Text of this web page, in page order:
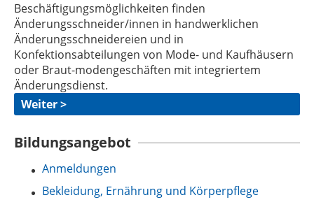
Beschäftigungsmöglichkeiten finden
Änderungsschneider/innen in handwerklichen
Änderungsschneidereien und in
Konfektionsabteilungen von Mode- und Kaufhäusern
oder Braut-modengeschäften mit integriertem
Änderungsdienst.
Weiter >
Bildungsangebot
Anmeldungen
Bekleidung, Ernährung und Körperpflege